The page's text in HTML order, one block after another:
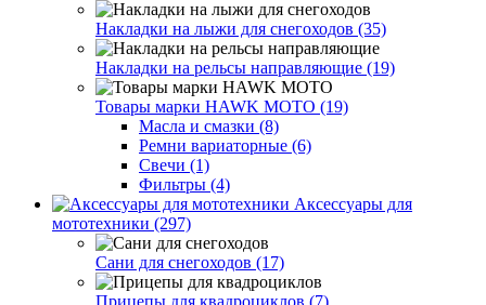
Накладки на лыжи для снегоходов (35)
Накладки на рельсы направляющие (19)
Товары марки HAWK MOTO (19)
Масла и смазки (8)
Ремни вариаторные (6)
Свечи (1)
Фильтры (4)
Аксессуары для
мототехники (297)
Сани для снегоходов (17)
Прицепы для квадроциклов (7)